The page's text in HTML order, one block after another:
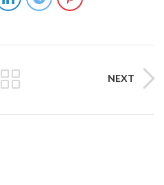
NEXT